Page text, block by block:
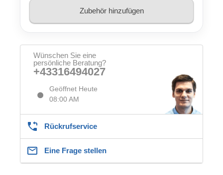
Zubehör hinzufügen
Wünschen Sie eine
persönliche Beratung?
+43316494027
Geöffnet Heute
08:00 AM
Rückrufservice
Eine Frage stellen